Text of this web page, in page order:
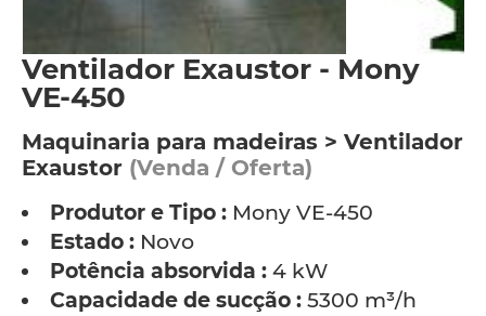
Ventilador Exaustor - Mony
VE-450
Maquinaria para madeiras > Ventilador
Exaustor (Venda / Oferta)
Produtor e Tipo : Mony VE-450
Estado : Novo
Potência absorvida : 4 kW
Capacidade de sucção : 5300 m³/h